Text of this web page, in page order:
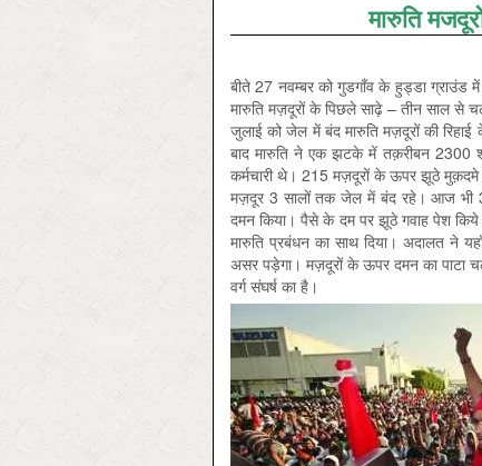
मारुति
बीते 27 नवम्बर को गुडगाँव के हुड्डा ग्राउंड
मारुति मज़दूरों के पिछले साढ़े – तीन साल से
जुलाई को जेल में बंद मारुति मज़दूरों की
बाद मारुति ने एक झटके में तक़रीबन 2300
कर्मचारी थे। 215 मज़दूरों के ऊपर झूठे
मज़दूर 3 सालों तक जेल में बंद रहे। आज भी
दमन किया। पैसे के दम पर झूठे गवाह पेश किये
मारुति प्रबंधन का साथ दिया। अदालत ने
असर पड़ेगा। मज़दूरों के ऊपर दमन का पाटा
वर्ग संघर्ष का है।